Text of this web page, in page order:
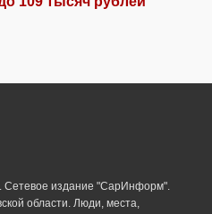
издание "СарИнформ".
области. Люди, места,